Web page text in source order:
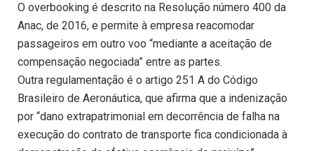
O overbooking é descrito na Resolução número 400 da
Anac, de 2016, e permite à empresa reacomodar
passageiros em outro voo “mediante a aceitação de
compensação negociada” entre as partes.
Outra regulamentação é o artigo 251 A do Código
Brasileiro de Aeronáutica, que afirma que a indenização
por “dano extrapatrimonial em decorrência de falha na
execução do contrato de transporte fica condicionada à